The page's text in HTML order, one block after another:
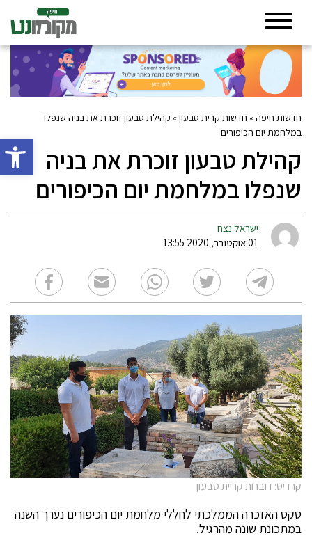
פתח
חדשות חיפה» חדשות קרית טבעון» קהילת טבעון זוכרת את בניה שנפלו
במלחמת יום הכיפורים
קהילת טבעון זוכרת את בניה
שנפלו במלחמת יום הכיפורים
ישראל נצח
01 אוקטובר, 2020 13:55
קרדיט: דוברות קריית טבעון
טקס האזכרה הממלכתי לחללי מלחמת יום הכיפורים נערך השנה
במתכונת שונה מהרגיל.